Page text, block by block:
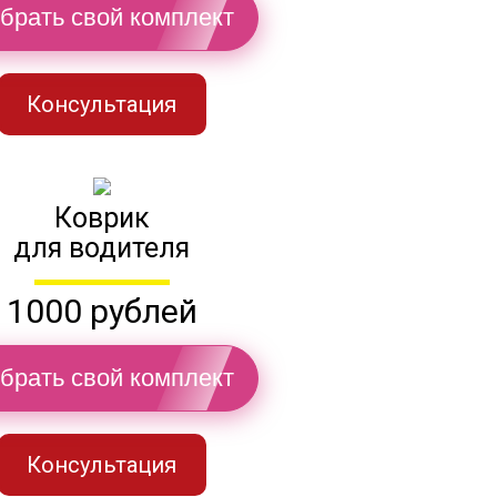
свой комплект
Консультация
Коврик
для водителя
1000 рублей
свой комплект
Консультация